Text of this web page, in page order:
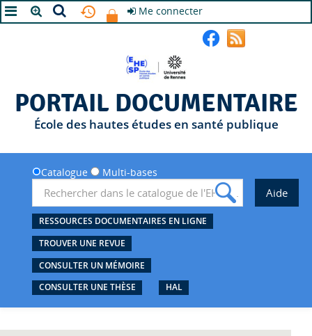
Me connecter
PORTAIL DOCUMENTAIRE
École des hautes études en santé publique
Catalogue Multi-bases
RESSOURCES DOCUMENTAIRES EN LIGNE
TROUVER UNE REVUE
CONSULTER UN MÉMOIRE
CONSULTER UNE THÈSE
HAL